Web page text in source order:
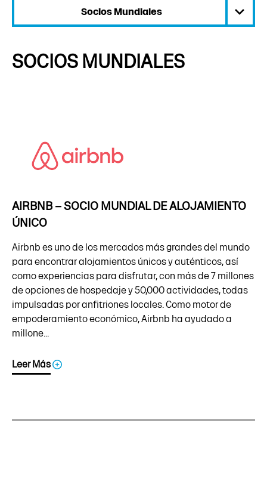
SOCIOS MUNDIALES
AIRBNB – SOCIO MUNDIAL DE ALOJAMIENTO
ÚNICO
Airbnb es uno de los mercados más grandes del mundo
para encontrar alojamientos únicos y auténticos, así
como experiencias para disfrutar, con más de 7 millones
de opciones de hospedaje y 50,000 actividades, todas
impulsadas por anfitriones locales. Como motor de
empoderamiento económico, Airbnb ha ayudado a
millone...
Leer Más